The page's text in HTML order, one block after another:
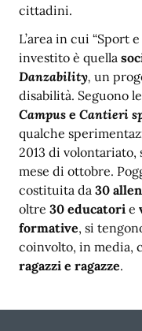
cittadini.
L’area in cui “Sport
investito è quella
Danzability, un
disabilità. Seguono
Campus e Cantieri
qualche
2013 di
mese di ottobre.
costituita da 30
oltre 30 educatori e
formative, si
coinvolto, in media,
ragazzi e ragazze.